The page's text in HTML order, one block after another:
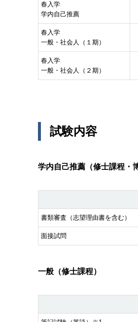
春入学
学内自己推薦
春入学
⼀般・社会⼈（１期）
春入学
⼀般・社会⼈（２期）
試験内容
学内自己推薦（修士課程・
書類審査（志望理由書を含む）
面接試問
一般（修士課程）